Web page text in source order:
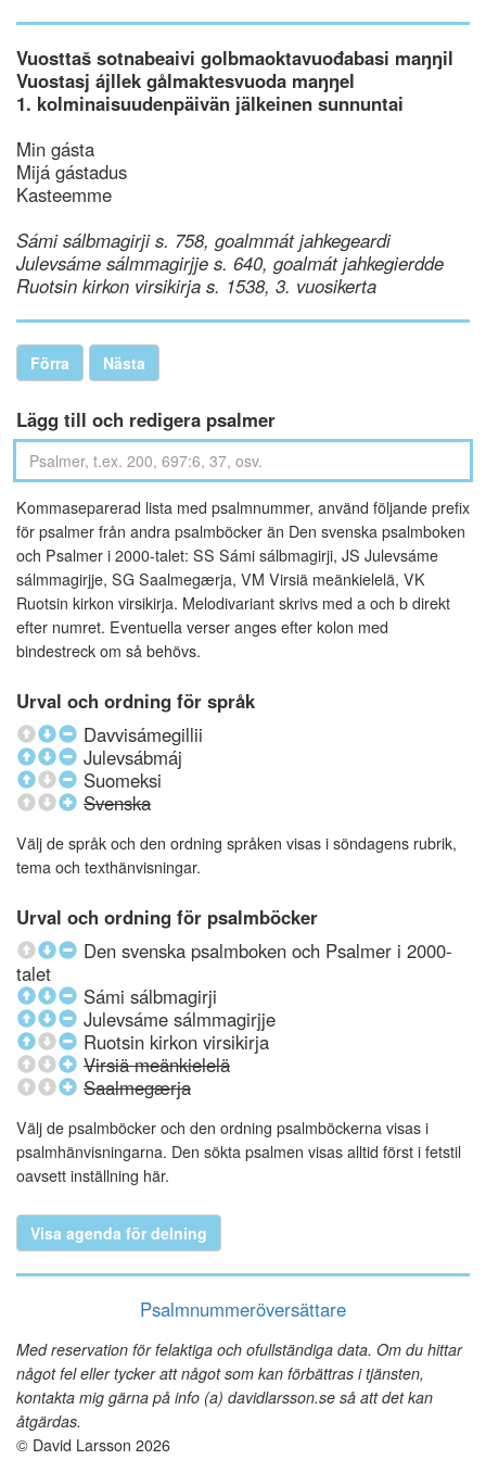
Vuosttaš sotnabeaivi golbmaoktavuođabasi maŋŋil
Vuostasj ájllek gålmaktesvuoda maŋŋel
1. kolminaisuudenpäivän jälkeinen sunnuntai
Min gásta
Mijá gástadus
Kasteemme
Sámi sálbmagirji s. 758, goalmmát jahkegeardi
Julevsáme sálmmagirjje s. 640, goalmát jahkegierdde
Ruotsin kirkon virsikirja s. 1538, 3. vuosikerta
Förra Nästa
Lägg till och redigera psalmer
Kommaseparerad lista med psalmnummer, använd följande prefix
för psalmer från andra psalmböcker än Den svenska psalmboken
och Psalmer i 2000-talet: SS Sámi sálbmagirji, JS Julevsáme
sálmmagirjje, SG Saalmegærja, VM Virsiä meänkielelä, VK
Ruotsin kirkon virsikirja. Melodivariant skrivs med a och b direkt
efter numret. Eventuella verser anges efter kolon med
bindestreck om så behövs.
Urval och ordning för språk
Davvisámegillii
Julevsábmáj
Suomeksi
Svenska
Välj de språk och den ordning språken visas i söndagens rubrik,
tema och texthänvisningar.
Urval och ordning för psalmböcker
Den svenska psalmboken och Psalmer i 2000-
talet
Sámi sálbmagirji
Julevsáme sálmmagirjje
Ruotsin kirkon virsikirja
Virsiä meänkielelä
Saalmegærja
Välj de psalmböcker och den ordning psalmböckerna visas i
psalmhänvisningarna. Den sökta psalmen visas alltid först i fetstil
oavsett inställning här.
Visa agenda för delning
Psalmnummeröversättare
Med reservation för felaktiga och ofullständiga data. Om du hittar
något fel eller tycker att något som kan förbättras i tjänsten,
kontakta mig gärna på info (a) davidlarsson.se så att det kan
åtgärdas.
© David Larsson 2026